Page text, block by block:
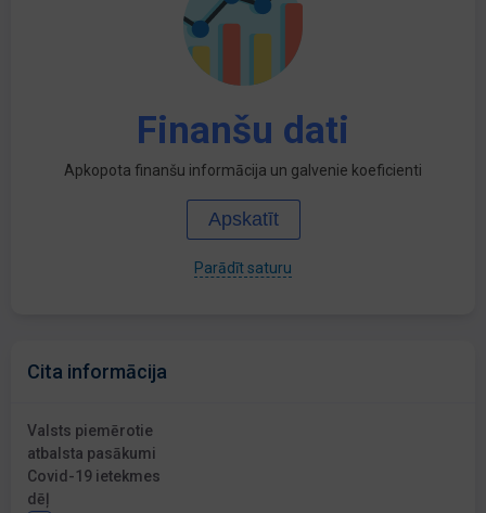
Finanšu dati
Apkopota finanšu informācija un galvenie koeficienti
Apskatīt
Parādīt saturu
Cita informācija
Valsts piemērotie
atbalsta pasākumi
Covid-19 ietekmes
dēļ